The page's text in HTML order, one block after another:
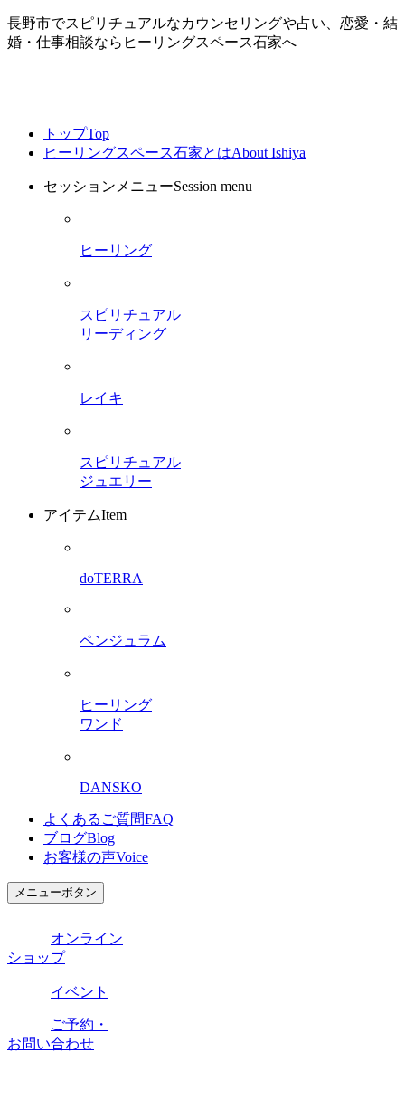
長野市でスピリチュアルなカウンセリングや占い、恋愛・結
婚・仕事相談ならヒーリングスペース石家へ
トップTop
ヒーリングスペース石家とはAbout Ishiya
セッションメニューSession menu
ヒーリング
スピリチュアル
リーディング
レイキ
スピリチュアル
ジュエリー
アイテムItem
doTERRA
ペンジュラム
ヒーリング
ワンド
DANSKO
よくあるご質問FAQ
ブログBlog
お客様の声Voice
メニューボタン
オンライン
ショップ
イベント
ご予約・
お問い合わせ